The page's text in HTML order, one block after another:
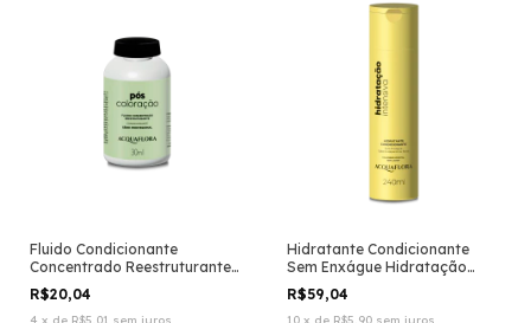
Fluido Condicionante
Concentrado Reestruturante
Pós Coloração
R$20,04
Hidratante Condicionante
Sem Enxágue Hidratação
Intensiva
R$59,04